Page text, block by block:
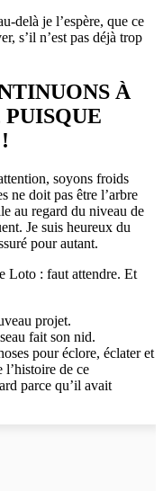
delà je l’espère, que ce
s’il n’est pas déjà trop
À
soyons froids
ne doit pas être l’arbre
au regard du niveau de
Je suis heureux du
pour autant.
Loto : faut attendre. Et
projet.
fait son nid.
pour éclore, éclater et
l’histoire de ce
parce qu’il avait